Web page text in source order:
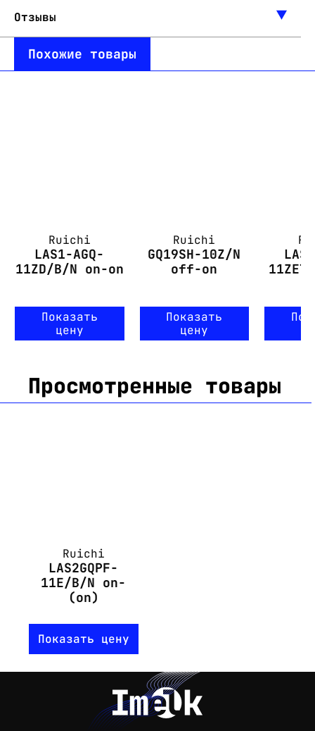
Отзывы
Похожие товары
Ruichi
LAS1-AGQ-
11ZD/B/N on-on
Показать
цену
Ruichi
GQ19SH-10Z/N
off-on
Показать
цену
Просмотренные товары
Ruichi
LAS2GQPF-
11E/B/N on-
(on)
Показать цену